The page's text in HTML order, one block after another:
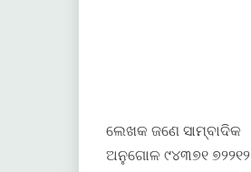
ଲେଖକ ଜଣେ ସାମ୍ବାଦିକ
ଅନୁଗୋଳ ୯୪୩୭୧ ୭୨୨୧୨